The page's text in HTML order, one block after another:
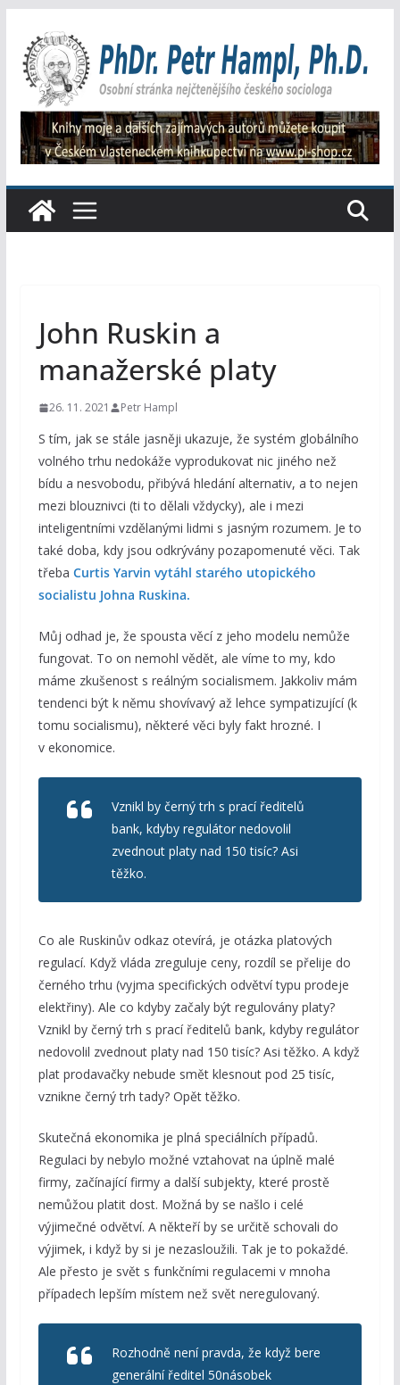
obsah
John Ruskin a
manažerské platy
26. 11. 2021 Petr Hampl
S tím, jak se stále jasněji ukazuje, že systém globálního
volného trhu nedokáže vyprodukovat nic jiného než
bídu a nesvobodu, přibývá hledání alternativ, a to nejen
mezi blouznivci (ti to dělali vždycky), ale i mezi
inteligentními vzdělanými lidmi s jasným rozumem. Je to
také doba, kdy jsou odkrývány pozapomenuté věci. Tak
třeba Curtis Yarvin vytáhl starého utopického
socialistu Johna Ruskina.
Můj odhad je, že spousta věcí z jeho modelu nemůže
fungovat. To on nemohl vědět, ale víme to my, kdo
máme zkušenost s reálným socialismem. Jakkoliv mám
tendenci být k němu shovívavý až lehce sympatizující (k
tomu socialismu), některé věci byly fakt hrozné. I
v ekonomice.
Vznikl by černý trh s prací ředitelů
bank, kdyby regulátor nedovolil
zvednout platy nad 150 tisíc? Asi
těžko.
Co ale Ruskinův odkaz otevírá, je otázka platových
regulací. Když vláda zreguluje ceny, rozdíl se přelije do
černého trhu (vyjma specifických odvětví typu prodeje
elektřiny). Ale co kdyby začaly být regulovány platy?
Vznikl by černý trh s prací ředitelů bank, kdyby regulátor
nedovolil zvednout platy nad 150 tisíc? Asi těžko. A když
plat prodavačky nebude smět klesnout pod 25 tisíc,
vznikne černý trh tady? Opět těžko.
Skutečná ekonomika je plná speciálních případů.
Regulaci by nebylo možné vztahovat na úplně malé
firmy, začínající firmy a další subjekty, které prostě
nemůžou platit dost. Možná by se našlo i celé
výjimečné odvětví. A někteří by se určitě schovali do
výjimek, i když by si je nezasloužili. Tak je to pokaždé.
Ale přesto je svět s funkčními regulacemi v mnoha
případech lepším místem než svět neregulovaný.
Rozhodně není pravda, že když bere
generální ředitel 50násobek